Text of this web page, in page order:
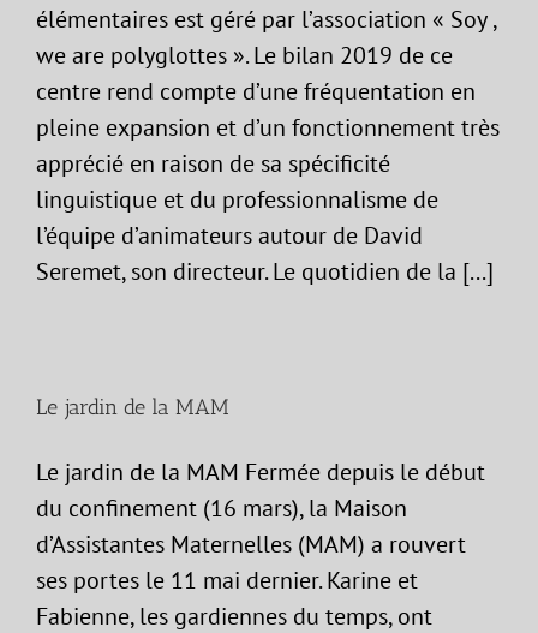
élémentaires est géré par l’association « Soy ,
we are polyglottes ». Le bilan 2019 de ce
centre rend compte d’une fréquentation en
pleine expansion et d’un fonctionnement très
apprécié en raison de sa spécificité
linguistique et du professionnalisme de
l’équipe d’animateurs autour de David
Seremet, son directeur. Le quotidien de la [...]
Le jardin de la MAM
Le jardin de la MAM Fermée depuis le début
du confinement (16 mars), la Maison
d’Assistantes Maternelles (MAM) a rouvert
ses portes le 11 mai dernier. Karine et
Fabienne, les gardiennes du temps, ont